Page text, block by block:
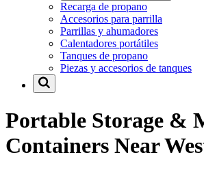
Recarga de propano
Accesorios para parrilla
Parrillas y ahumadores
Calentadores portátiles
Tanques de propano
Piezas y accesorios de tanques
Portable Storage &
Containers Near